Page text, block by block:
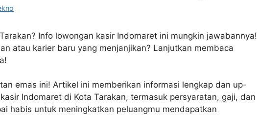
Info lowongan kasir Indomaret ini mungkin jawabannya!
atau karier baru yang menjanjikan? Lanjutkan membaca
emas ini! Artikel ini memberikan informasi lengkap dan up-
Indomaret di Kota Tarakan, termasuk persyaratan, gaji, dan
habis untuk meningkatkan peluangmu mendapatkan